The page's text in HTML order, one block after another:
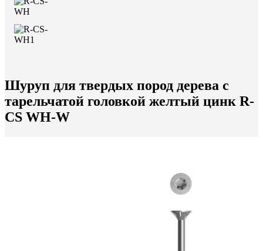
Шуруп для твердых пород дерева с
тарельчатой головкой желтый цинк R-
CS WH-W